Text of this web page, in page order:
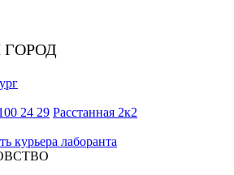
24 29 Расстанная 2к2
курьера лаборанта